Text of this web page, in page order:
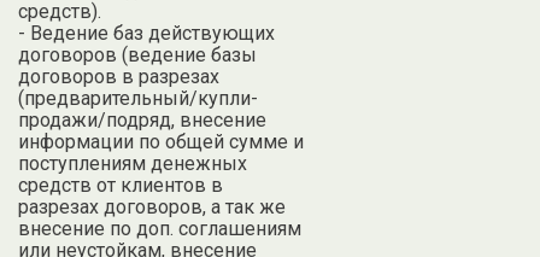
средств).
- Ведение баз действующих
договоров (ведение базы
договоров в разрезах
(предварительный/купли-
продажи/подряд, внесение
информации по общей сумме и
поступлениям денежных
средств от клиентов в
разрезах договоров, а так же
внесение по доп. соглашениям
или неустойкам, внесение